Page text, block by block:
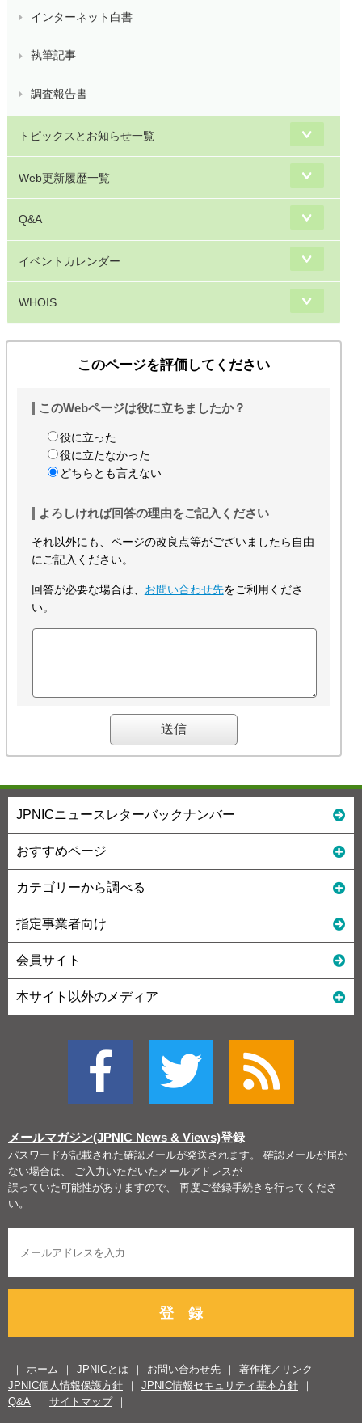
インターネット白書
執筆記事
調査報告書
トピックスとお知らせ一覧
Web更新履歴一覧
Q&A
イベントカレンダー
WHOIS
このページを評価してください
このWebページは役に立ちましたか？
役に立った
役に立たなかった
どちらとも言えない
よろしければ回答の理由をご記入ください
それ以外にも、ページの改良点等がございましたら自由
にご記入ください。
回答が必要な場合は、 お問い合わせ先をご利用くださ
い。
JPNICニュースレターバックナンバー
おすすめページ
カテゴリーから調べる
指定事業者向け
会員サイト
本サイト以外のメディア
メールマガジン(JPNIC News & Views)登録
パスワードが記載された確認メールが発送されます。 確認メールが届か
ない場合は、 ご入力いただいたメールアドレスが
誤っていた可能性がありますので、 再度ご登録手続きを行ってくださ
い。
登 録
ホーム JPNICとは お問い合わせ先
著作権／リンク
JPNIC個人情報保護方針
JPNIC情報セキュリティ基本方針
Q&A
サイトマップ